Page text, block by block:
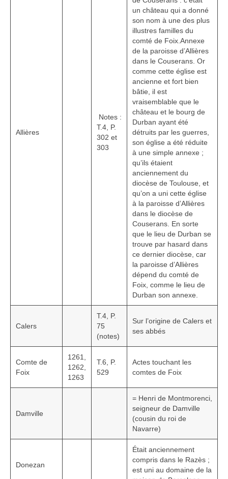
Histoire Générale du Languedoc
HGL: 498 à 1095
HGL: 1105 à 1199
Personnalités Seconde guerre mondiale
La garde aux Pyrénées de 1808 à 1814
Allières
Notes :
T.4, P.
302 et
303
un château qui a donné
son nom à une des plus
illustres familles du
comté de Foix.Annexe
de la paroisse d’Allières
dans le Couserans. Or
comme cette église est
ancienne et fort bien
bâtie, il est
vraisemblable que le
château et le bourg de
Durban ayant été
détruits par les guerres,
son église a été réduite
à une simple annexe ;
qu’ils étaient
anciennement du
diocèse de Toulouse, et
qu’on a uni cette église
à la paroisse d’Allières
dans le diocèse de
Couserans. En sorte
que le lieu de Durban se
trouve par hasard dans
ce dernier diocèse, car
la paroisse d’Allières
dépend du comté de
Foix, comme le lieu de
Durban son annexe.
Calers
T.4, P.
75
(notes)
Sur l’origine de Calers et
ses abbés
Comte de
Foix
1261,
1262,
1263
T.6, P.
529
Actes touchant les
comtes de Foix
Damville
= Henri de Montmorenci,
seigneur de Damville
(cousin du roi de
Navarre)
Donezan
Était anciennement
compris dans le Razès ;
est uni au domaine de la